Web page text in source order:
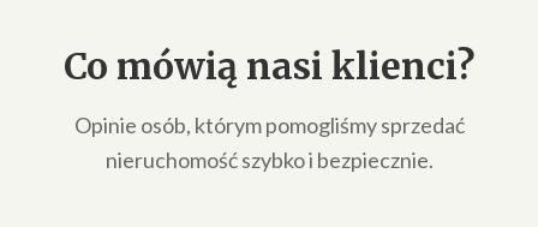
Co mówią nasi klienci?
Opinie osób, którym pomogliśmy sprzedać
nieruchomość szybko i bezpiecznie.